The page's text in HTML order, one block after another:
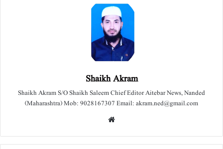
Shaikh Akram
Shaikh Akram S/O Shaikh Saleem Chief Editor Aitebar News, Nanded
(Maharashtra) Mob: 9028167307 Email: akram.ned@gmail.com
e